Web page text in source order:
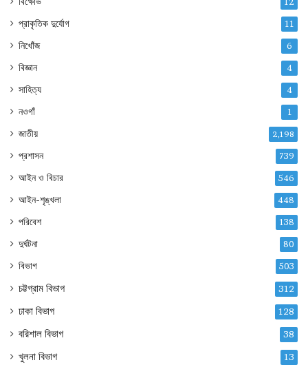
প্রাকৃতিক দুর্যোগ 11
নিখোঁজ 6
বিজ্ঞান 4
সাহিত্য 4
নওগাঁ 1
জাতীয় 2,198
প্রশাসন 739
আইন ও বিচার 546
আইন-শৃঙ্খলা 448
পরিবেশ 138
দুর্ঘটনা 80
বিভাগ 503
চট্টগ্রাম বিভাগ 312
ঢাকা বিভাগ 128
বরিশাল বিভাগ 38
খুলনা বিভাগ 13